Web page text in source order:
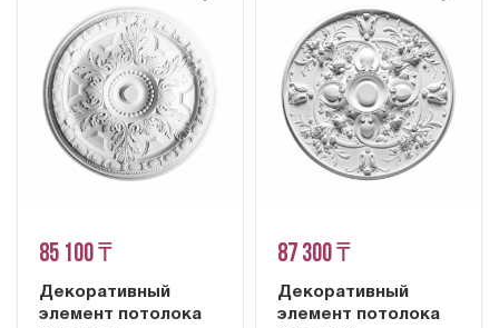
85 100 ₸
Декоративный
элемент потолока
87 300 ₸
Декоративный
элемент потолока